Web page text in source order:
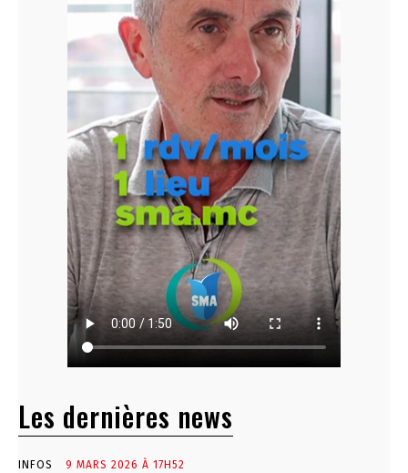
Les dernières news
INFOS 9 MARS 2026 À 17H52